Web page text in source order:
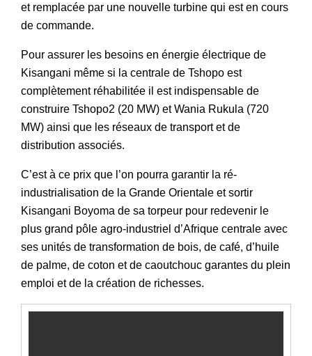
et remplacée par une nouvelle turbine qui est en cours
de commande.
Pour assurer les besoins en énergie électrique de
Kisangani même si la centrale de Tshopo est
complètement réhabilitée il est indispensable de
construire Tshopo2 (20 MW) et Wania Rukula (720
MW) ainsi que les réseaux de transport et de
distribution associés.
C’est à ce prix que l’on pourra garantir la ré-
industrialisation de la Grande Orientale et sortir
Kisangani Boyoma de sa torpeur pour redevenir le
plus grand pôle agro-industriel d’Afrique centrale avec
ses unités de transformation de bois, de café, d’huile
de palme, de coton et de caoutchouc garantes du plein
emploi et de la création de richesses.